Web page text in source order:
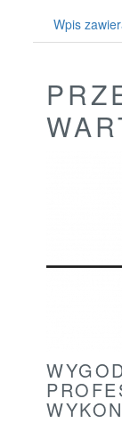
Wpis